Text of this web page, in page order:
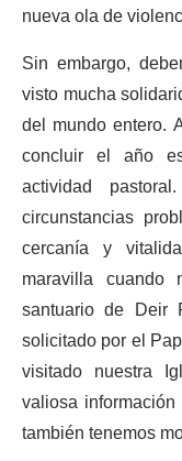
nueva ola de
Sin embargo,
visto mucha
del mundo entero.
concluir el año
actividad
circunstancias
cercanía y
maravilla
santuario de Deir
solicitado por el
visitado nuestra
valiosa
también tenemos